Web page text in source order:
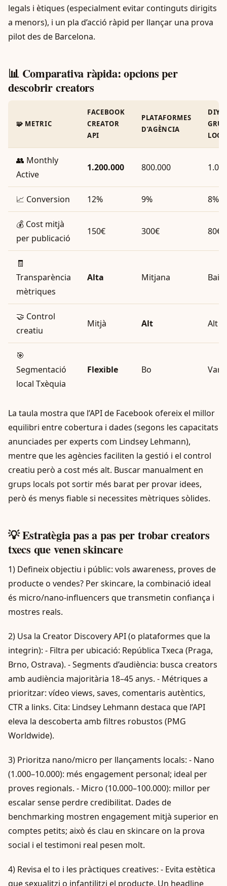
legals i ètiques (especialment evitar continguts dirigits
a menors), i un pla d’acció ràpid per llançar una prova
pilot des de Barcelona.
📊 Comparativa ràpida: opcions per
descobrir creators
🧩 METRIC
FACEBOOK
CREATOR
API
PLATAFORMES
D’AGÈNCIA
DIY +
👥 Monthly
Active
1.200.000 800.000
📈 Conversion 12% 9% 8%
💰 Cost mitjà
per publicació
150€ 300€ 80€
🧾
Transparència
mètriques
Alta Mitjana
🤝 Control
creatiu
Mitjà Alt Alt
🎯
Segmentació
local Txèquia
Flexible Bo
La taula mostra que l’API de Facebook ofereix el millor
equilibri entre cobertura i dades (segons les capacitats
anunciades per experts com Lindsey Lehmann),
mentre que les agències faciliten la gestió i el control
creatiu però a cost més alt. Buscar manualment en
grups locals pot sortir més barat per provar idees,
però és menys fiable si necessites mètriques sòlides.
💡 Estratègia pas a pas per trobar creators
txecs que venen skincare
1) Defineix objectiu i públic: vols awareness, proves de
producte o vendes? Per skincare, la combinació ideal
és micro/nano-influencers que transmetin confiança i
mostres reals.
2) Usa la Creator Discovery API (o plataformes que la
integrin): - Filtra per ubicació: República Txeca (Praga,
Brno, Ostrava). - Segments d’audiència: busca creators
amb audiència majoritària 18–45 anys. - Métriques a
prioritzar: vídeo views, saves, comentaris autèntics,
CTR a links. Cita: Lindsey Lehmann destaca que l’API
eleva la descoberta amb filtres robustos (PMG
Worldwide).
3) Prioritza nano/micro per llançaments locals: - Nano
(1.000–10.000): més engagement personal; ideal per
proves regionals. - Micro (10.000–100.000): millor per
escalar sense perdre credibilitat. Dades de
benchmarking mostren engagement mitjà superior en
comptes petits; això és clau en skincare on la prova
social i el testimoni real pesen molt.
4) Revisa el to i les pràctiques creatives: - Evita estètica
que sexualitzi o infantilitzi el producte. Un headline